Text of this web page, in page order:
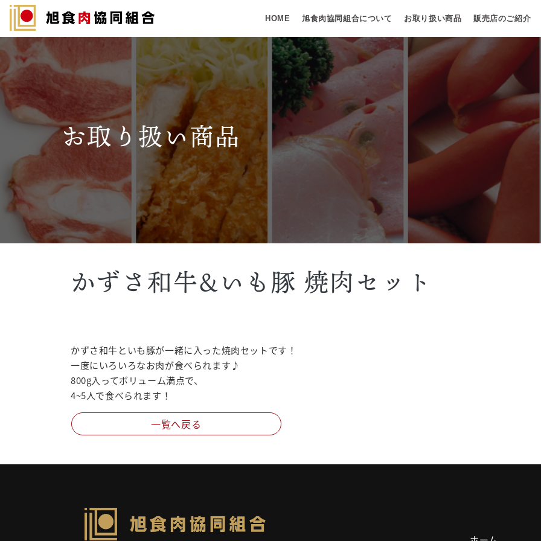
Skip
content
HOME 旭食肉協同組合について お取り扱い商品 販売店のご紹介
お取り扱い商品
かずさ和牛&いも豚 焼肉セット
かずさ和牛といも豚が一緒に入った焼肉セットです！
一度にいろいろなお肉が食べられます♪
800g入ってボリューム満点で、
4~5人で食べられます！
一覧へ戻る